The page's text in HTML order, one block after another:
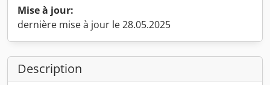
Mise à jour:
dernière mise à jour le 28.05.2025
Description